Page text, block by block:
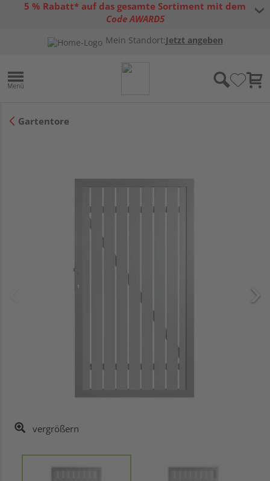
5 % Rabatt* auf das gesamte Sortiment mit dem
Code AWARD5
Gutscheinbedingungen
Mein Standort:Jetzt angeben
Gartentore
vergrößern